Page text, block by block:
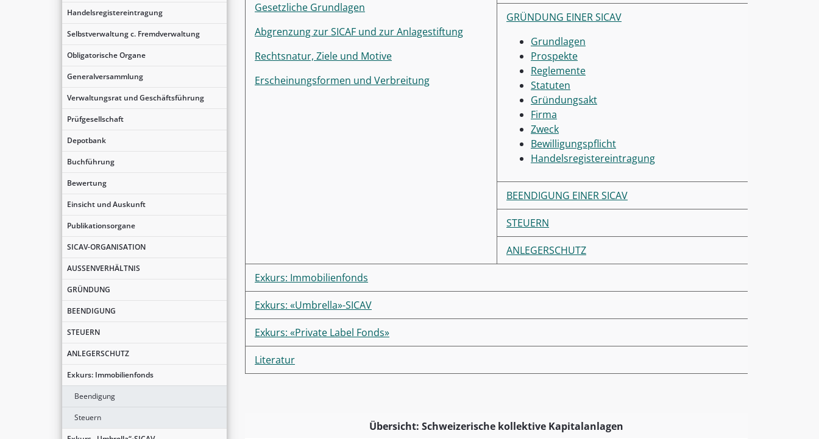
Handelsregistereintragung
Selbstverwaltung c. Fremdverwaltung
Obligatorische Organe
Generalversammlung
Verwaltungsrat und Geschäftsführung
Prüfgesellschaft
Depotbank
Buchführung
Bewertung
Einsicht und Auskunft
Publikationsorgane
SICAV-ORGANISATION
AUSSENVERHÄLTNIS
GRÜNDUNG
BEENDIGUNG
STEUERN
ANLEGERSCHUTZ
Exkurs: Immobilienfonds
Beendigung
Steuern
Gesetzliche Grundlagen
Abgrenzung zur SICAF und zur Anlagestiftung
Rechtsnatur, Ziele und Motive
Erscheinungsformen und Verbreitung
GRÜNDUNG EINER SICAV
Grundlagen
Prospekte
Reglemente
Statuten
Gründungsakt
Firma
Zweck
Bewilligungspflicht
Handelsregistereintragung
BEENDIGUNG EINER SICAV
STEUERN
ANLEGERSCHUTZ
Exkurs: Immobilienfonds
Exkurs: «Umbrella»-SICAV
Exkurs: «Private Label Fonds»
Literatur
Übersicht: Schweizerische kollektive Kapitalanlagen